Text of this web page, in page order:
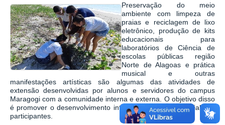
Preservação do meio
ambiente com limpeza de
praias e reciclagem de lixo
eletrônico, produção de kits
educacionais para
laboratórios de Ciência de
escolas públicas região
Norte de Alagoas e prática
musical e outras
manifestações artísticas são algumas das atividades de
extensão desenvolvidas por alunos e servidores do campus
Maragogi com a comunidade interna e externa. O objetivo disso
é promover o desenvolvimento intelectual, cultural e social dos
participantes.